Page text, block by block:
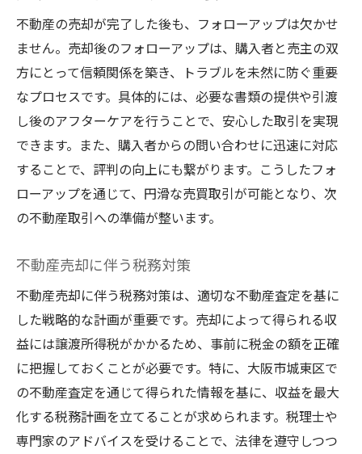
不動産の売却が完了した後も、フォローアップは欠かせ
ません。売却後のフォローアップは、購入者と売主の双
方にとって信頼関係を築き、トラブルを未然に防ぐ重要
なプロセスです。具体的には、必要な書類の提供や引渡
し後のアフターケアを行うことで、安心した取引を実現
できます。また、購入者からの問い合わせに迅速に対応
することで、評判の向上にも繋がります。こうしたフォ
ローアップを通じて、円滑な売買取引が可能となり、次
の不動産取引への準備が整います。
不動産売却に伴う税務対策
不動産売却に伴う税務対策は、適切な不動産査定を基に
した戦略的な計画が重要です。売却によって得られる収
益には譲渡所得税がかかるため、事前に税金の額を正確
に把握しておくことが必要です。特に、大阪市城東区で
の不動産査定を通じて得られた情報を基に、収益を最大
化する税務計画を立てることが求められます。税理士や
専門家のアドバイスを受けることで、法律を遵守しつつ